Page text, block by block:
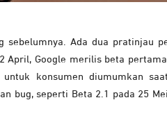
Ada dua pratinjau
April, Google merilis beta
konsumen diumumkan
bug, seperti Beta 2.1 pada 25